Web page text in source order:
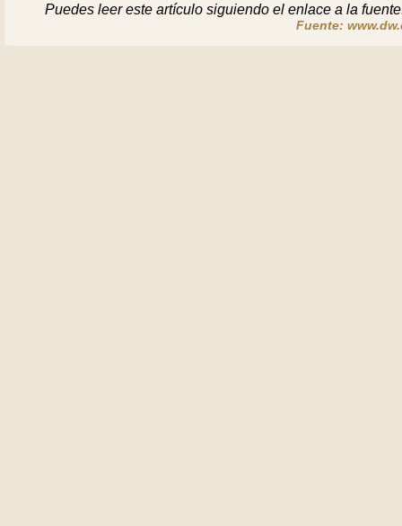
Puedes leer este artículo siguiendo el enlace a la
Fuente: